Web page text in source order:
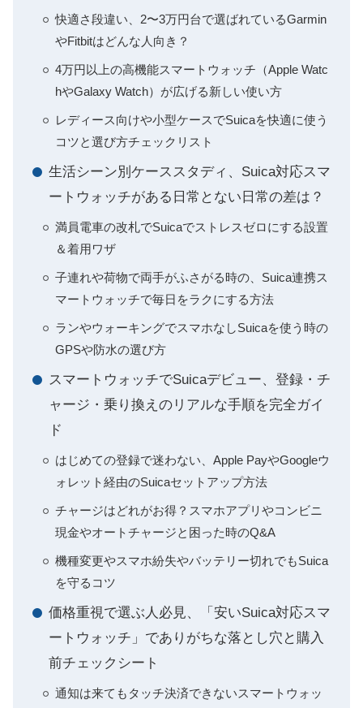
快適さ段違い、2〜3万円台で選ばれているGarmin
やFitbitはどんな人向き？
4万円以上の高機能スマートウォッチ（Apple Watc
hやGalaxy Watch）が広げる新しい使い方
レディース向けや小型ケースでSuicaを快適に使う
コツと選び方チェックリスト
生活シーン別ケーススタディ、Suica対応スマ
ートウォッチがある日常とない日常の差は？
満員電車の改札でSuicaでストレスゼロにする設置
＆着用ワザ
子連れや荷物で両手がふさがる時の、Suica連携ス
マートウォッチで毎日をラクにする方法
ランやウォーキングでスマホなしSuicaを使う時の
GPSや防水の選び方
スマートウォッチでSuicaデビュー、登録・チ
ャージ・乗り換えのリアルな手順を完全ガイ
ド
はじめての登録で迷わない、Apple PayやGoogleウ
ォレット経由のSuicaセットアップ方法
チャージはどれがお得？スマホアプリやコンビニ
現金やオートチャージと困った時のQ&A
機種変更やスマホ紛失やバッテリー切れでもSuica
を守るコツ
価格重視で選ぶ人必見、「安いSuica対応スマ
ートウォッチ」でありがちな落とし穴と購入
前チェックシート
通知は来てもタッチ決済できないスマートウォッ